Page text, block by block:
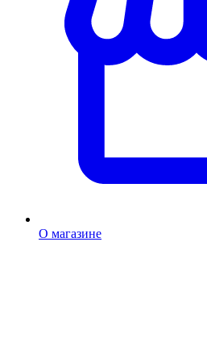
О магазине